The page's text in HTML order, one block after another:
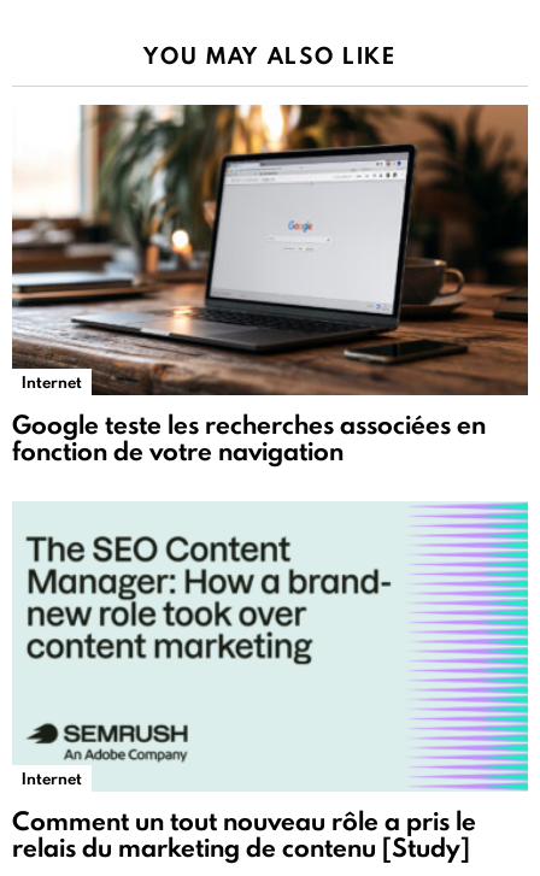
YOU MAY ALSO LIKE
Internet
Google teste les recherches associées en
fonction de votre navigation
Internet
Comment un tout nouveau rôle a pris le
relais du marketing de contenu [Study]